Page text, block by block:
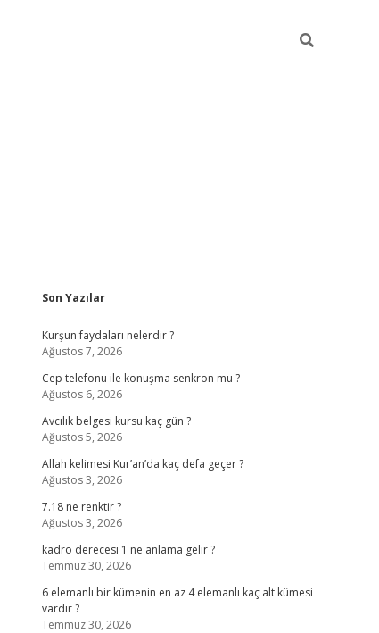
Sidebar
Son Yazılar
Kurşun faydaları nelerdir ?
Ağustos 7, 2026
Cep telefonu ile konuşma senkron mu ?
Ağustos 6, 2026
Avcılık belgesi kursu kaç gün ?
Ağustos 5, 2026
Allah kelimesi Kur’an’da kaç defa geçer ?
Ağustos 3, 2026
7.18 ne renktir ?
Ağustos 3, 2026
kadro derecesi 1 ne anlama gelir ?
Temmuz 30, 2026
6 elemanlı bir kümenin en az 4 elemanlı kaç alt kümesi
vardır ?
Temmuz 30, 2026